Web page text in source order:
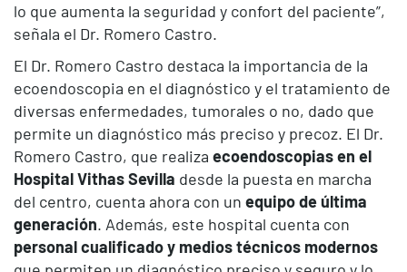
lo que aumenta la seguridad y confort del paciente”,
señala el Dr. Romero Castro.
El Dr. Romero Castro destaca la importancia de la
ecoendoscopia en el diagnóstico y el tratamiento de
diversas enfermedades, tumorales o no, dado que
permite un diagnóstico más preciso y precoz. El Dr.
Romero Castro, que realiza ecoendoscopias en el
Hospital Vithas Sevilla desde la puesta en marcha
del centro, cuenta ahora con un equipo de última
generación. Además, este hospital cuenta con
personal cualificado y medios técnicos modernos